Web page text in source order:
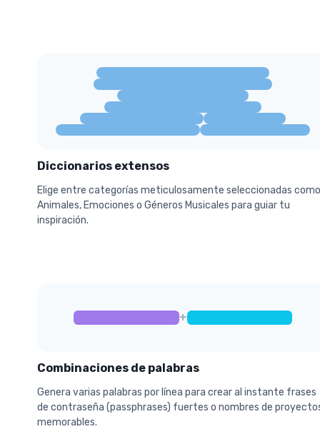
Diccionarios extensos
Elige entre categorías meticulosamente seleccionadas como
Animales, Emociones o Géneros Musicales para guiar tu
inspiración.
+
Combinaciones de palabras
Genera varias palabras por línea para crear al instante frases
de contraseña (passphrases) fuertes o nombres de
memorables.